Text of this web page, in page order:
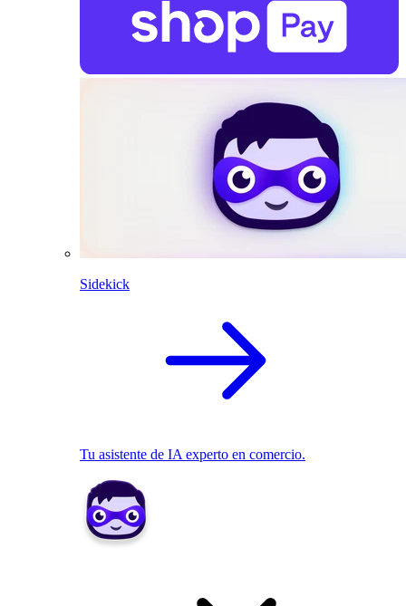
Sidekick
Tu asistente de IA experto en comercio.